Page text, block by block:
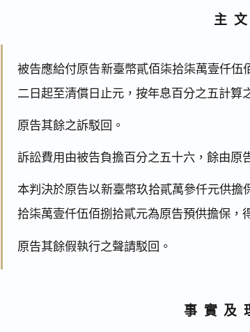
主文
被告應給付原告新臺幣貳佰柒拾柒萬壹仟
二日起至清償日止元，按年息百分之五計算
原告其餘之訴駁回。
訴訟費用由被告負擔百分之五十六，餘由原
本判決於原告以新臺幣玖拾貳萬參仟元供
拾柒萬壹仟伍佰捌拾貳元為原告預供擔保，
原告其餘假執行之聲請駁回。
事實及